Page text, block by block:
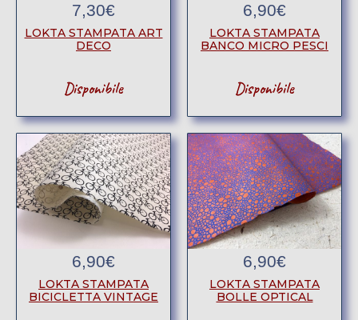
7,30€
LOKTA STAMPATA ART
DECO
Disponibile
6,90€
LOKTA STAMPATA
BANCO MICRO PESCI
Disponibile
6,90€
LOKTA STAMPATA
BICICLETTA VINTAGE
6,90€
LOKTA STAMPATA
BOLLE OPTICAL